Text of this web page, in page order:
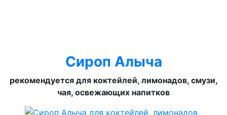
Сироп Алыча
рекомендуется для коктейлей, лимонадов, смузи,
чая, освежающих напитков